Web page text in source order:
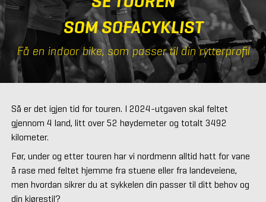
SOM SOFACYKLIST
Få en indoor bike, som passer til din rytterprofil
Så er det igjen tid for touren. I 2024-utgaven skal feltet
gjennom 4 land, litt over 52 høydemeter og totalt 3492
kilometer.
Før, under og etter touren har vi nordmenn alltid hatt for vane
å rase med feltet hjemme fra stuene eller fra landeveiene,
men hvordan sikrer du at sykkelen din passer til ditt behov og
din kjørestil?